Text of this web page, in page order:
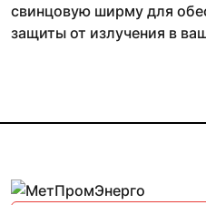
свинцовую ширму для
защиты от излучения в